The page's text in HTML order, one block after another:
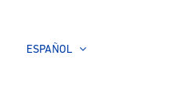
ESPAÑOL